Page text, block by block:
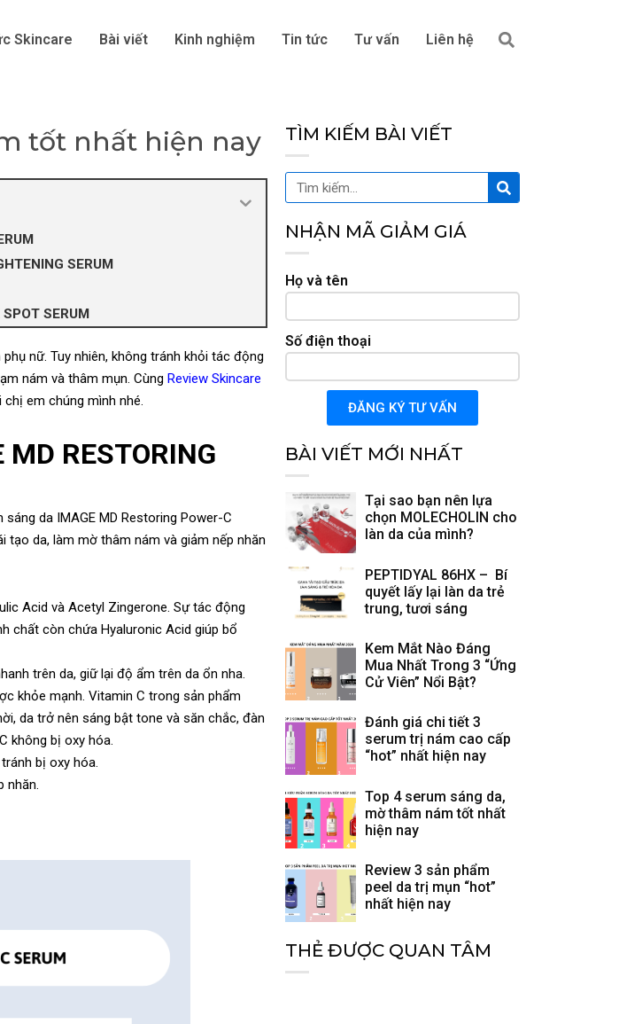
Skincare Bài viết Kinh nghiệm Tin tức Tư vấn Liên hệ Tìm
kiếm
tốt nhất hiện nay
SERUM
SERUM
nữ. Tuy nhiên, không tránh khỏi tác động
nám và thâm mụn. Cùng Review Skincare
em chúng mình nhé.
RESTORING
da IMAGE MD Restoring Power-C
tạo da, làm mờ thâm nám và giảm nếp nhăn
Acid và Acetyl Zingerone. Sự tác động
chất còn chứa Hyaluronic Acid giúp bổ
trên da, giữ lại độ ẩm trên da ổn nha.
khỏe mạnh. Vitamin C trong sản phẩm
da trở nên sáng bật tone và săn chắc, đàn
không bị oxy hóa.
bị oxy hóa.
nhăn.
TÌM KIẾM BÀI VIẾT
Tìm
kiếm
Tìm
kiếm
NHẬN MÃ GIẢM GIÁ
Họ và tên
Số điện thoại
ĐĂNG KÝ TƯ VẤN
BÀI VIẾT MỚI NHẤT
Tại sao bạn nên lựa
chọn MOLECHOLIN cho
làn da của mình?
PEPTIDYAL 86HX – Bí
quyết lấy lại làn da trẻ
trung, tươi sáng
Kem Mắt Nào Đáng
Mua Nhất Trong 3 “Ứng
Cử Viên” Nổi Bật?
Đánh giá chi tiết 3
serum trị nám cao cấp
“hot” nhất hiện nay
Top 4 serum sáng da,
mờ thâm nám tốt nhất
hiện nay
Review 3 sản phẩm
peel da trị mụn “hot”
nhất hiện nay
THẺ ĐƯỢC QUAN TÂM